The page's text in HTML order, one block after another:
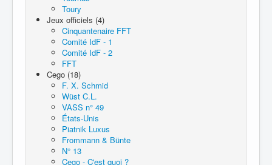
Toury
Jeux officiels (4)
Cinquantenaire FFT
Comité IdF - 1
Comité IdF - 2
FFT
Cego (18)
F. X. Schmid
Wüst C.L.
VASS n° 49
États-Unis
Piatnik Luxus
Frommann & Bünte
N° 13
Cego - C'est quoi ?